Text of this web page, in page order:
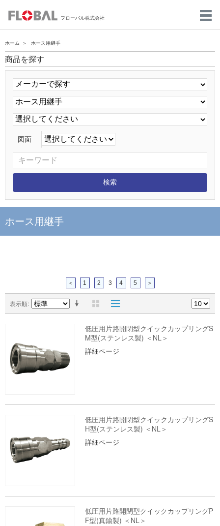
フローバル株式会社
ホーム ホース用継手
商品を探す
図面
ホース用継手
＜ 1 2 3 4 5 ＞
表示順
低圧用片路開閉型クイックカップリングS
M型(ステンレス製) ＜NL＞
詳細ページ
低圧用片路開閉型クイックカップリングS
H型(ステンレス製) ＜NL＞
詳細ページ
低圧用片路開閉型クイックカップリングP
F型(真鍮製) ＜NL＞